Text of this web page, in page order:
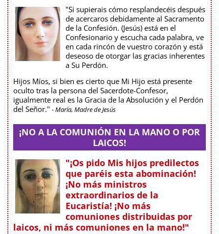
"Si supierais cómo resplandecéis después
de acercaros debidamente al Sacramento
de la Confesión. (Jesús) está en el
Confesionario y escucha cada palabra, ve
en cada rincón de vuestro corazón y está
deseoso de otorgar las gracias inherentes
a Su Perdón.
Hijos Míos, si bien es cierto que Mi Hijo está presente
oculto tras la persona del Sacerdote-Confesor,
igualmente real es la Gracia de la Absolución y el Perdón
del Señor." - María, Madre de Jesús
¡NO A LA COMUNIÓN EN LA MANO O POR
LAICOS!
"¡Os pido Mis hijos predilectos
que paréis esta abominación!
¡No más ministros
extraordinarios de la
Eucaristía! ¡No más
comuniones distribuidas por
laicos, ni más comuniones en la mano!"